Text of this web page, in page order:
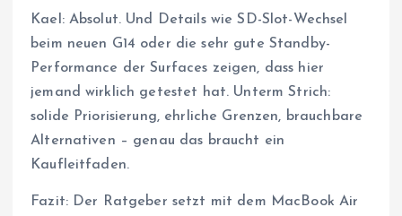
Kael: Absolut. Und Details wie SD-Slot-Wechsel
beim neuen G14 oder die sehr gute Standby-
Performance der Surfaces zeigen, dass hier
jemand wirklich getestet hat. Unterm Strich:
solide Priorisierung, ehrliche Grenzen, brauchbare
Alternativen – genau das braucht ein
Kaufleitfaden.
Fazit: Der Ratgeber setzt mit dem MacBook Air